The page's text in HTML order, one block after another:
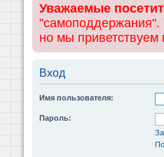
Уважаемые
"самоподдержания".
но мы приветствуем
Вход
Имя пользователя:
Пароль: